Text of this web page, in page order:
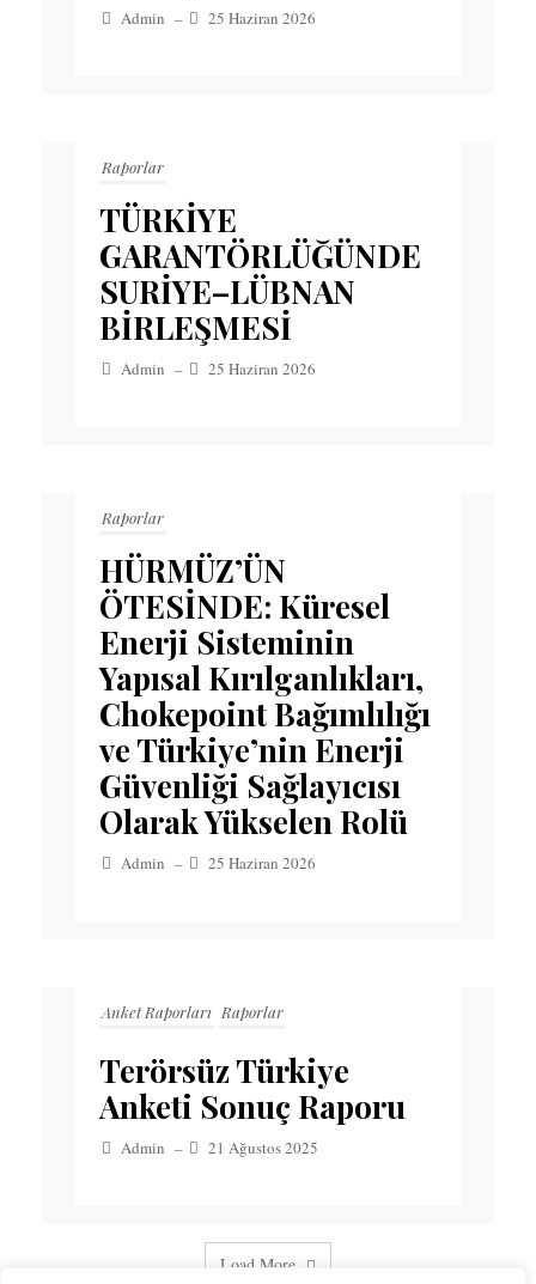
Admin – 25 Haziran 2026
Raporlar
TÜRKİYE
GARANTÖRLÜĞÜNDE
SURİYE–LÜBNAN
BİRLEŞMESİ
Admin – 25 Haziran 2026
Raporlar
HÜRMÜZ’ÜN
ÖTESİNDE: Küresel
Enerji Sisteminin
Yapısal Kırılganlıkları,
Chokepoint Bağımlılığı
ve Türkiye’nin Enerji
Güvenliği Sağlayıcısı
Olarak Yükselen Rolü
Admin – 25 Haziran 2026
Anket Raporları Raporlar
Terörsüz Türkiye
Anketi Sonuç Raporu
Admin – 21 Ağustos 2025
Load More